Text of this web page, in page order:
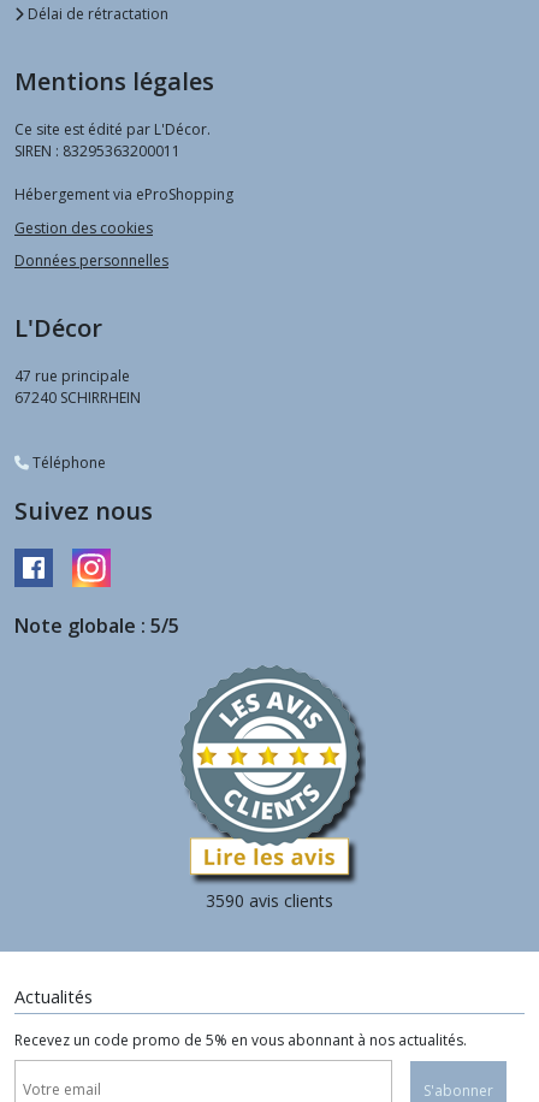
Délai de rétractation
Mentions légales
Ce site est édité par L'Décor.
SIREN : 83295363200011
Hébergement via eProShopping
Gestion des cookies
Données personnelles
L'Décor
47 rue principale
67240 SCHIRRHEIN
Téléphone
Suivez nous
Note globale : 5/5
3590 avis clients
Actualités
Recevez un code promo de 5% en vous abonnant à nos actualités.
S'abonner